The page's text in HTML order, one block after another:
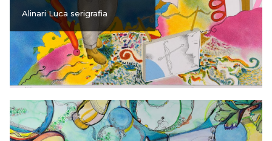
Alinari Luca serigrafia